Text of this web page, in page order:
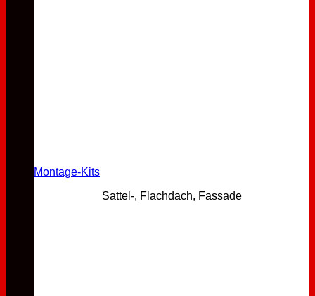
Montage-Kits
Sattel-, Flachdach, Fassade